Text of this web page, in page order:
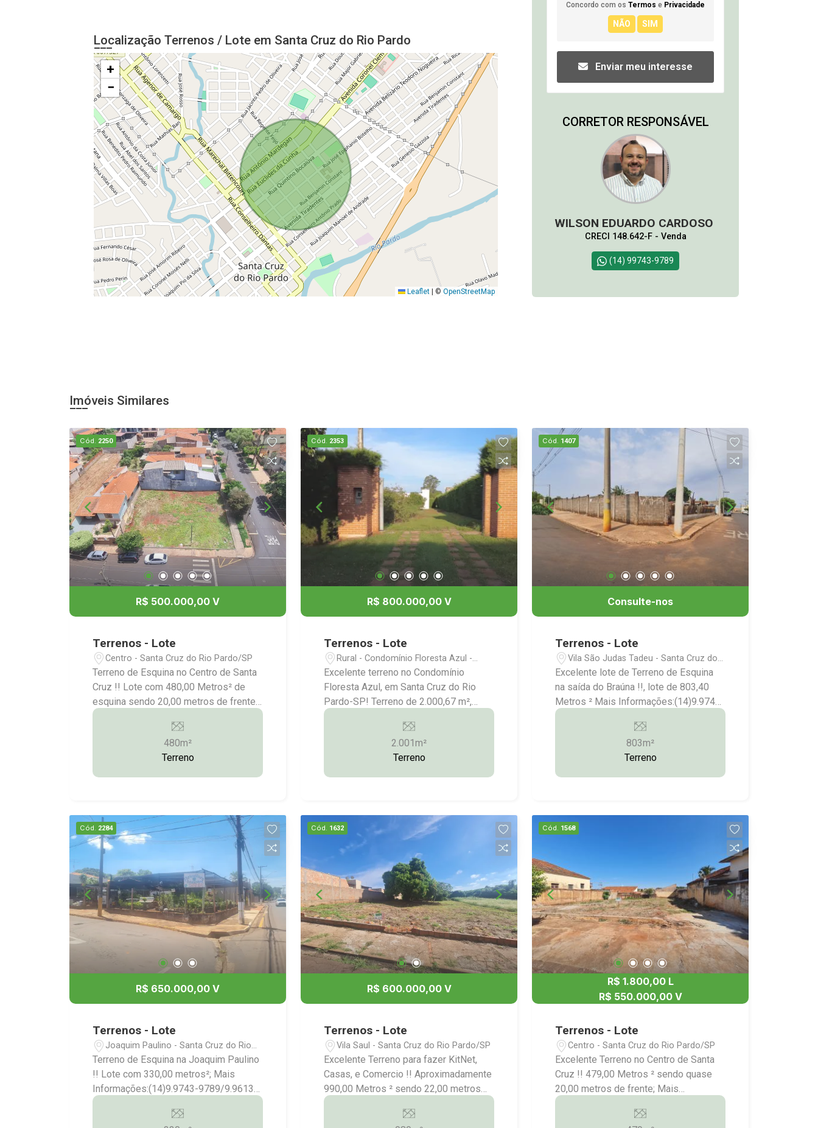
Localização Terrenos / Lote em Santa Cruz do Rio Pardo
+
−
Leaflet © OpenStreetMap
Concordo com os Termos e Privacidade
Enviar meu interesse
CORRETOR RESPONSÁVEL
WILSON EDUARDO CARDOSO
CRECI 148.642-F - Venda
(14) 99743-9789
Imóveis Similares
Cód. 2250
R$ 500.000,00 V
Terrenos - Lote
Centro - Santa Cruz do Rio Pardo/SP
Terreno de Esquina no Centro de Santa
Cruz !! Lote com 480,00 Metros² de
esquina sendo 20,00 metros de frente;
Em frente ao prédio Inga; Mais
Informações:(14)9.9743-
97879/9.9613-5228/3372-2528
480m²
Terreno
Cód. 2353
R$ 800.000,00 V
Terrenos - Lote
Rural - Condomínio Floresta Azul -
Santa Cruz do Rio Pardo/SP
Excelente terreno no Condomínio
Floresta Azul, em Santa Cruz do Rio
Pardo-SP! Terreno de 2.000,67 m²,
sendo 28,33 metros de frente! Galpão
amplo com cobertura metálica,
banheiro, instalação elétrica e hidráulica
completa; Estufa com toda estrutura
para horticultura; Localização
imobiliário! Mais informações: (14)
3372-2528 / (14) 99743-9789 (vendas)
/ (14) 3372-1790 /
vendas@imobstatus.com.br
2.001m²
Terreno
Cód. 1407
Consulte-nos
Terrenos - Lote
Vila São Judas Tadeu - Santa Cruz do
Rio Pardo/SP
Excelente lote de Terreno de Esquina
na saída do Braúna !!, lote de 803,40
Metros ² Mais Informações:(14)9.9743-
9789/9.9613-5228/3372-2528
803m²
Terreno
Cód. 2284
R$ 650.000,00 V
Terrenos - Lote
Joaquim Paulino - Santa Cruz do Rio
Pardo/SP
Terreno de Esquina na Joaquim Paulino
!! Lote com 330,00 metros²; Mais
Informações:(14)9.9743-9789/9.9613-
5228/3372-2528
Cód. 1632
R$ 600.000,00 V
Terrenos - Lote
Vila Saul - Santa Cruz do Rio Pardo/SP
Excelente Terreno para fazer KitNet,
Casas, e Comercio !! Aproximadamente
990,00 Metros ² sendo 22,00 metros
de frente Mais Informação:(14)9.9743-
9789/9.9613-5228/3372-2528
Cód. 1568
R$ 1.800,00 L
R$ 550.000,00 V
Terrenos - Lote
Centro - Santa Cruz do Rio Pardo/SP
Excelente Terreno no Centro de Santa
Cruz !! 479,00 Metros ² sendo quase
20,00 metros de frente; Mais
Informações:(14)9.9743-9789/9.9613-